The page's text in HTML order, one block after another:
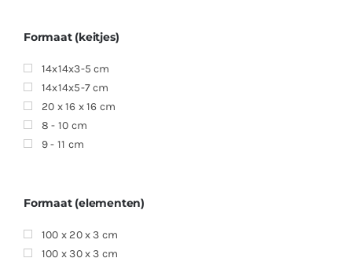
Formaat (keitjes)
14x14x3-5 cm
14x14x5-7 cm
20 x 16 x 16 cm
8 - 10 cm
9 - 11 cm
Formaat (elementen)
100 x 20 x 3 cm
100 x 30 x 3 cm